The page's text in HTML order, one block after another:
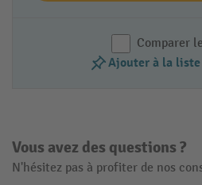
Comparer
Ajouter à la
Vous avez des questions ?
N'hésitez pas à profiter de nos